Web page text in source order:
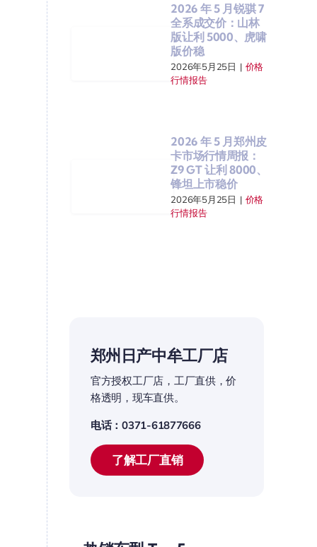
2026 年 5 月锐骐 7
全系成交价：山林
版让利 5000、虎啸
版价稳
2026年5月25日 | 价格
行情报告
2026 年 5 月郑州皮
卡市场行情周报：
Z9 GT 让利 8000、
锋坦上市稳价
2026年5月25日 | 价格
行情报告
郑州日产中牟工厂店
官方授权工厂店，工厂直供，价
格透明，现车直供。
电话：0371-61877666
了解工厂直销